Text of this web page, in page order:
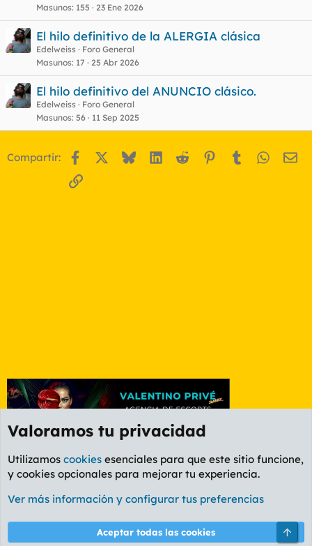
Masunos 155 23 Ene 2026
El hilo definitivo de la ALERGIA clásica
Edelweiss
Foro General
Masunos 17 25 Abr 2026
El hilo definitivo del ANUNCIO clásico.
Edelweiss
Foro General
Masunos 56 11 Sep 2025
Compartir: Facebook BlueskyLinkedIn
Reddit Pinterest
Tumblr
Enlace
Foro General
Cookies
PL OLDSTYLE AMARILLO
Términos y reglas Política de privacidad Ayuda
Valoramos tu privacidad
Utilizamos cookies esenciales para que este sitio funcione,
y cookies opcionales para mejorar tu experiencia.
Ver más información y configurar tus preferencias
Aceptar todas las cookies